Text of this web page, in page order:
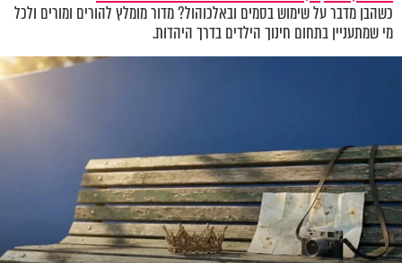
כשהבן מדבר על שימוש בסמים ובאלכוהול? מדור מומלץ להורים ומורים ולכל
מי שמתעניין בתחום חינוך הילדים בדרך היהדות.